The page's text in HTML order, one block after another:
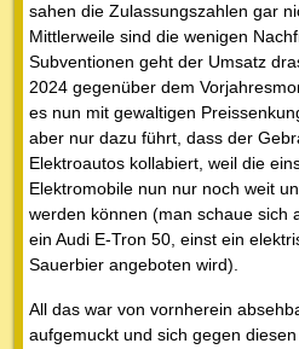
sahen die Zulassungszahlen gar
Mittlerweile sind die wenigen
Subventionen geht der Umsatz
2024 gegenüber dem
es nun mit gewaltigen
aber nur dazu führt, dass der
Elektroautos kollabiert, weil die
Elektromobile nun nur noch weit
werden können (man schaue sich
ein Audi E-Tron 50, einst ein
Sauerbier angeboten wird).
All das war von vornherein
aufgemuckt und sich gegen